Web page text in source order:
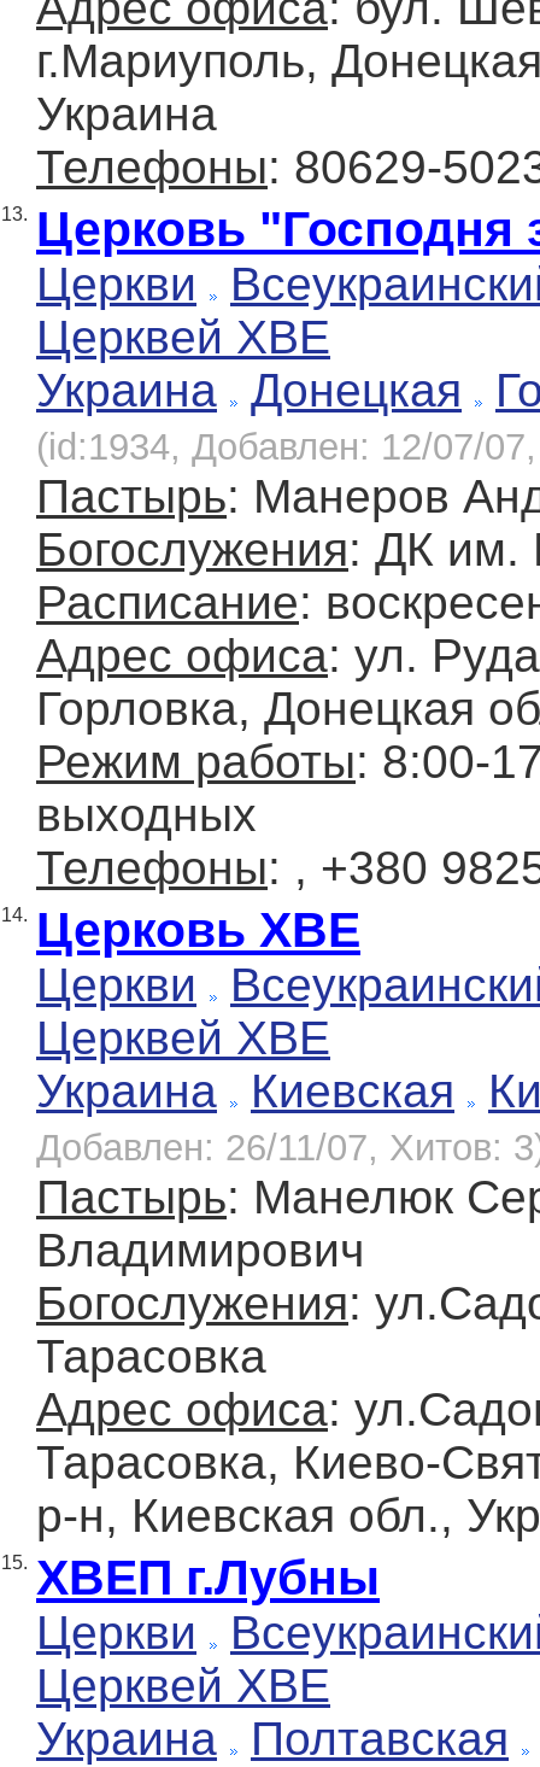
г.Мариуполь,
Украина
Телефоны: 80629-
13. Церковь "Господня
Церкви
Церквей ХВЕ
Украина
Донецкая
(id:1934, Добавлен: 12/07/
Пастырь: Манеров
Богослужения: ДК им.
Расписание:
Адрес офиса: ул.
Горловка, Донецкая
Режим работы: 8:00-
выходных
Телефоны: , +380
14. Церковь ХВЕ
Церкви
Церквей ХВЕ
Украина
Киевская
Добавлен: 26/11/07, Хитов:
Пастырь: Манелюк
Владимирович
Богослужения:
Тарасовка
Адрес офиса:
Тарасовка, Киево-
р-н, Киевская обл.,
15. ХВЕП г.Лубны
Церкви
Церквей ХВЕ
Украина
Полтавская